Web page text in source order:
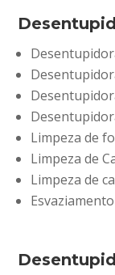
Limpeza de
Limpeza de
Limpeza de